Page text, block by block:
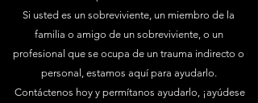
Si usted es un sobreviviente, un miembro de la
familia o amigo de un sobreviviente, o un
profesional que se ocupa de un trauma indirecto o
personal, estamos aquí para ayudarlo.
Contáctenos hoy y permítanos ayudarlo, ¡ayúdese